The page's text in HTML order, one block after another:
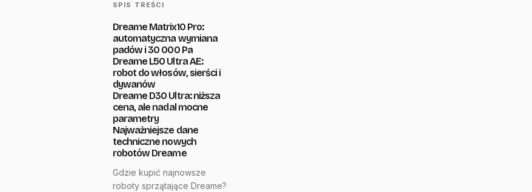
SPIS TREŚCI
Dreame Matrix10 Pro:
automatyczna wymiana
padów i 30 000 Pa
Dreame L50 Ultra AE:
robot do włosów, sierści i
dywanów
Dreame D30 Ultra: niższa
cena, ale nadal mocne
parametry
Najważniejsze dane
techniczne nowych
robotów Dreame
Gdzie kupić najnowsze
roboty sprzątające Dreame?